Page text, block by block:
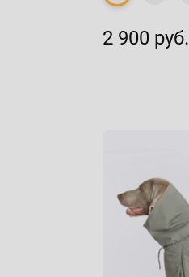
2 900 руб.